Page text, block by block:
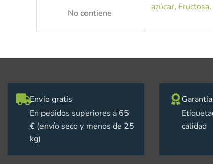
No contiene
azúcar, Fructosa,
Envío gratis
En pedidos superiores a 65
€ (envío seco y menos de 25
kg)
calidad